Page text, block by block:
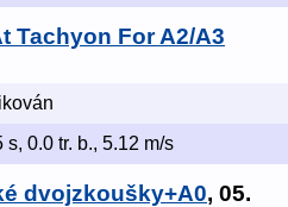
Tachyon For A2/A3
s, 0.0 tr. b., 5.12 m/s
dvojzkoušky+A0, 05.